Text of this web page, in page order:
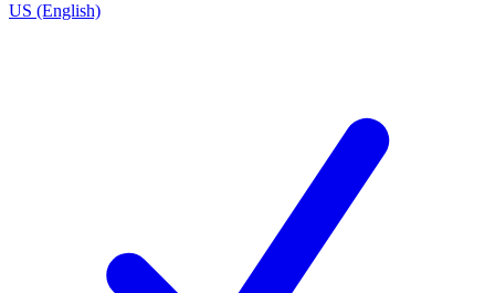
US (English)